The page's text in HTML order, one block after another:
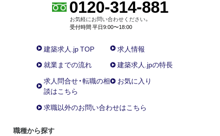
0120-314-881
お気軽にお問い合わせください。
受付時間 平日9:00〜18:00
建築求人.jp TOP
求人情報
就業までの流れ
建築求人.jpの特長
求人問合せ・転職の相
談はこちら
お気に入り
求職以外のお問い合わせはこちら
職種から探す